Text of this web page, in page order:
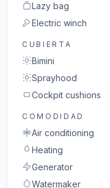
Lazy bag
Electric winch
CUBIERTA
Bimini
Sprayhood
Cockpit cushions
COMODIDAD
Air conditioning
Heating
Generator
Watermaker